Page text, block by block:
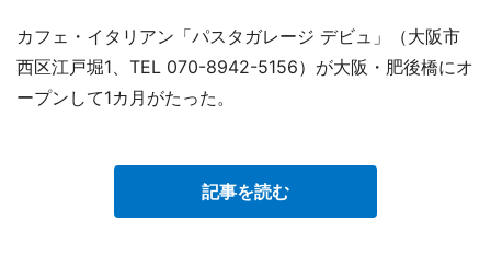
カフェ・イタリアン「パスタガレージ デビュ」（大阪市
西区江戸堀1、TEL 070-8942-5156）が大阪・肥後橋にオ
ープンして1カ月がたった。
記事を読む